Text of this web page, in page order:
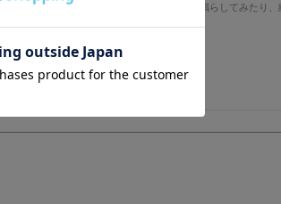
まだ重ね遊びはできませんが、叩いて音鳴らしてみたり